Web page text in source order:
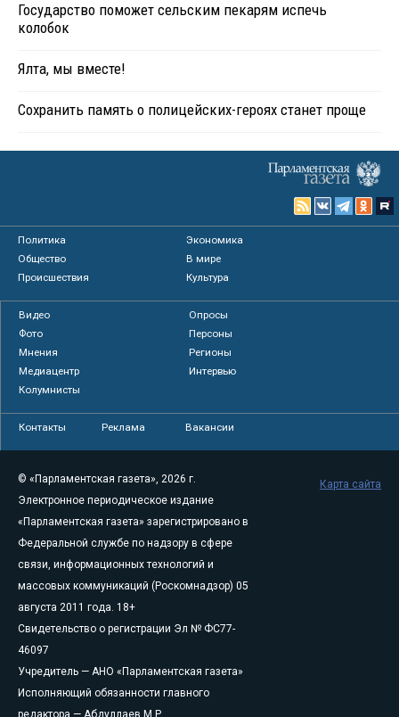
Государство поможет сельским пекарям испечь
колобок
Ялта, мы вместе!
Сохранить память о полицейских-героях станет проще
Политика
Экономика
Общество
В мире
Происшествия
Культура
Видео
Опросы
Фото
Персоны
Мнения
Регионы
Медиацентр
Интервью
Колумнисты
Контакты Реклама Вакансии
© «Парламентская газета», 2026 г.
Электронное периодическое издание
«Парламентская газета» зарегистрировано в
Федеральной службе по надзору в сфере
связи, информационных технологий и
массовых коммуникаций (Роскомнадзор) 05
августа 2011 года. 18+
Свидетельство о регистрации Эл № ФС77-
46097
Учредитель — АНО «Парламентская газета»
Исполняющий обязанности главного
Карта сайта